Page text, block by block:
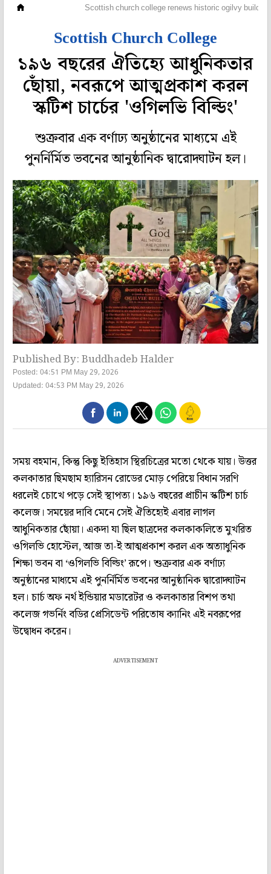
Scottish church college renews historic ogilvy building
Scottish Church College
১৯৬ বছরের ঐতিহ্যে আধুনিকতার
ছোঁয়া, নবরূপে আত্মপ্রকাশ করল
স্কটিশ চার্চের 'ওগিলভি বিল্ডিং'
শুক্রবার এক বর্ণাঢ্য অনুষ্ঠানের মাধ্যমে এই
পুনর্নির্মিত ভবনের আনুষ্ঠানিক দ্বারোদ্ঘাটন হল।
Published By: Buddhadeb Halder
Posted: 04:51 PM May 29, 2026
Updated: 04:53 PM May 29, 2026
সময় বহমান, কিন্তু কিছু ইতিহাস স্থিরচিত্রের মতো থেকে যায়। উত্তর
কলকাতার ছিমছাম হ্যারিসন রোডের মোড় পেরিয়ে বিধান সরণি
ধরলেই চোখে পড়ে সেই স্থাপত্য। ১৯৬ বছরের প্রাচীন স্কটিশ চার্চ
কলেজ। সময়ের দাবি মেনে সেই ঐতিহ্যেই এবার লাগল
আধুনিকতার ছোঁয়া। একদা যা ছিল ছাত্রদের কলকাকলিতে মুখরিত
ওগিলভি হোস্টেল, আজ তা-ই আত্মপ্রকাশ করল এক অত্যাধুনিক
শিক্ষা ভবন বা ‘ওগিলভি বিল্ডিং’ রূপে। শুক্রবার এক বর্ণাঢ্য
অনুষ্ঠানের মাধ্যমে এই পুনর্নির্মিত ভবনের আনুষ্ঠানিক দ্বারোদ্ঘাটন
হল। চার্চ অফ নর্থ ইন্ডিয়ার মডারেটর ও কলকাতার বিশপ তথা
কলেজ গভর্নিং বডির প্রেসিডেন্ট পরিতোষ ক্যানিং এই নবরূপের
উদ্বোধন করেন।
ADVERTISEMENT